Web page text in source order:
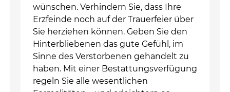
wünschen. Verhindern Sie, dass Ihre
Erzfeinde noch auf der Trauerfeier über
Sie herziehen können. Geben Sie den
Hinterbliebenen das gute Gefühl, im
Sinne des Verstorbenen gehandelt zu
haben. Mit einer Bestattungsverfügung
regeln Sie alle wesentlichen